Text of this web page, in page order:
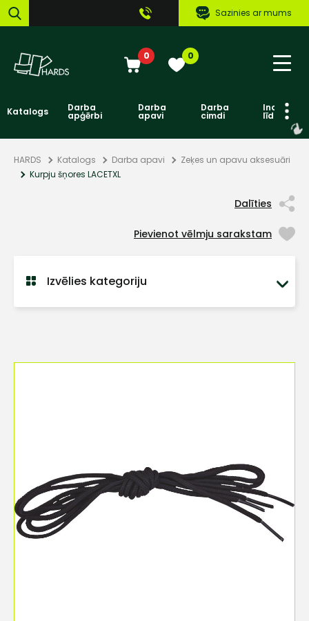
Sazinies ar mums
0 0
Katalogs Darba
apģērbi
Darba
apavi
Darba
cimdi līdzekļi
HARDS Katalogs Darba apavi
Zeķes un apavu aksesuāri
Kurpju šņores LACETXL
Dalīties
Pievienot vēlmju sarakstam
Izvēlies kategoriju